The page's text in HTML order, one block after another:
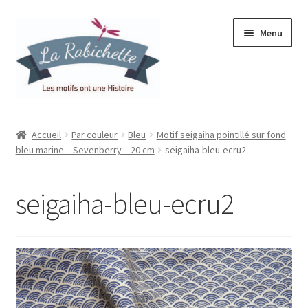
la
navigation
contenu
Menu
Contact
Mon espace
Mon compte
Panier
Accueil Par couleur Bleu
Motif seigaiha pointillé sur fond
bleu marine – Sevenberry – 20 cm
seigaiha-bleu-ecru2
seigaiha-bleu-ecru2